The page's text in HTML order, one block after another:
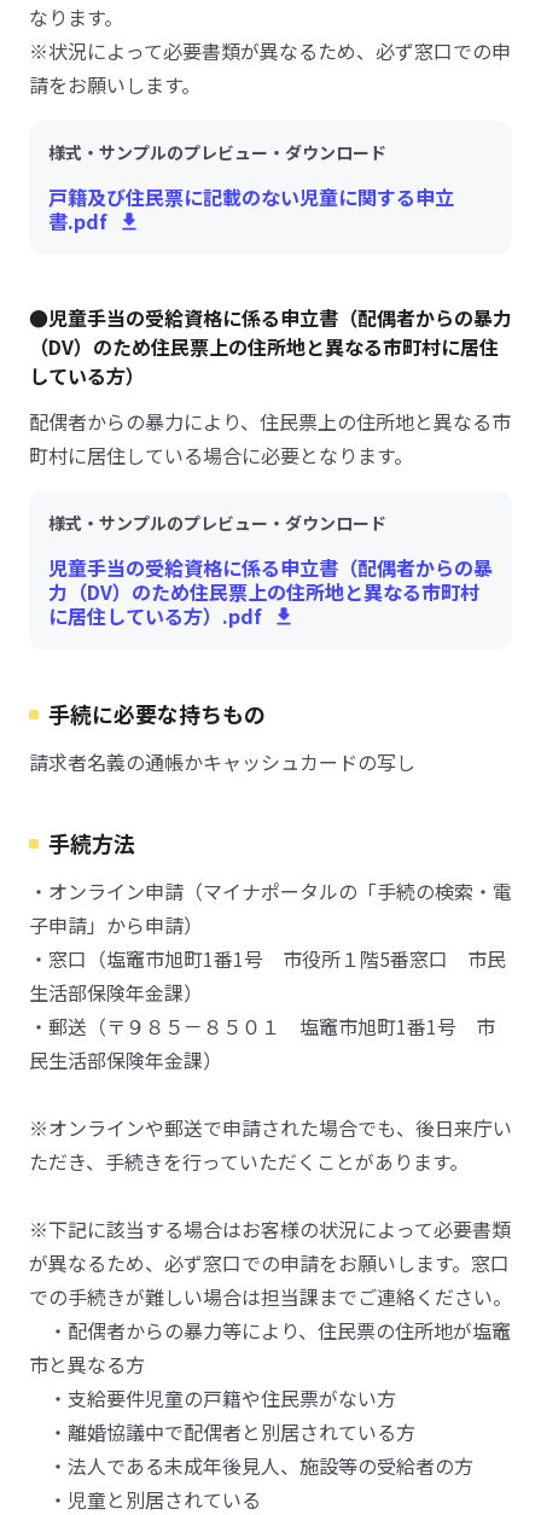
なります。
※状況によって必要書類が異なるため、必ず窓口での申
請をお願いします。
様式・サンプルのプレビュー・ダウンロード
戸籍及び住民票に記載のない児童に関する申立
書.pdf
●児童手当の受給資格に係る申立書（配偶者からの暴力
（DV）のため住民票上の住所地と異なる市町村に居住
している方）
配偶者からの暴力により、住民票上の住所地と異なる市
町村に居住している場合に必要となります。
様式・サンプルのプレビュー・ダウンロード
児童手当の受給資格に係る申立書（配偶者からの暴
力（DV）のため住民票上の住所地と異なる市町村
に居住している方）.pdf
手続に必要な持ちもの
請求者名義の通帳かキャッシュカードの写し
手続方法
・オンライン申請（マイナポータルの「手続の検索・電
子申請」から申請）
・窓口（塩竈市旭町1番1号 市役所１階5番窓口 市民
生活部保険年金課）
・郵送（〒９８５－８５０１ 塩竈市旭町1番1号 市
民生活部保険年金課）
※オンラインや郵送で申請された場合でも、後日来庁い
ただき、手続きを行っていただくことがあります。
※下記に該当する場合はお客様の状況によって必要書類
が異なるため、必ず窓口での申請をお願いします。窓口
での手続きが難しい場合は担当課までご連絡ください。
・配偶者からの暴力等により、住民票の住所地が塩竈
市と異なる方
・支給要件児童の戸籍や住民票がない方
・離婚協議中で配偶者と別居されている方
・法人である未成年後見人、施設等の受給者の方
・児童と別居されている